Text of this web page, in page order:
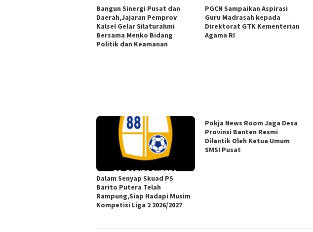
Bangun Sinergi Pusat dan
Daerah,Jajaran Pemprov
Kalsel Gelar Silaturahmi
Bersama Menko Bidang
Politik dan Keamanan
PGCN Sampaikan Aspirasi
Guru Madrasah kepada
Direktorat GTK Kementerian
Agama RI
Dalam Senyap Skuad PS
Barito Putera Telah
Rampung,Siap Hadapi Musim
Kompetisi Liga 2 2026/2027
Pokja News Room Jaga Desa
Provinsi Banten Resmi
Dilantik Oleh Ketua Umum
SMSI Pusat